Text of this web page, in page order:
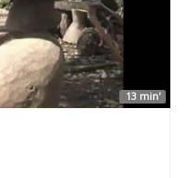
13 min'